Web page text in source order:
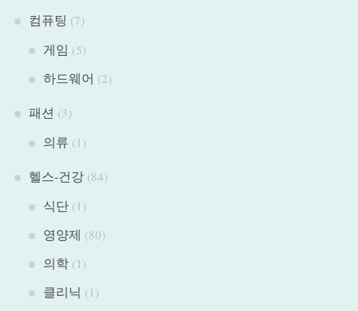
컴퓨팅 (7)
게임 (5)
하드웨어 (2)
패션 (3)
의류 (1)
헬스-건강(84)
식단(1)
영양제 (80)
의학(1)
클리닉 (1)